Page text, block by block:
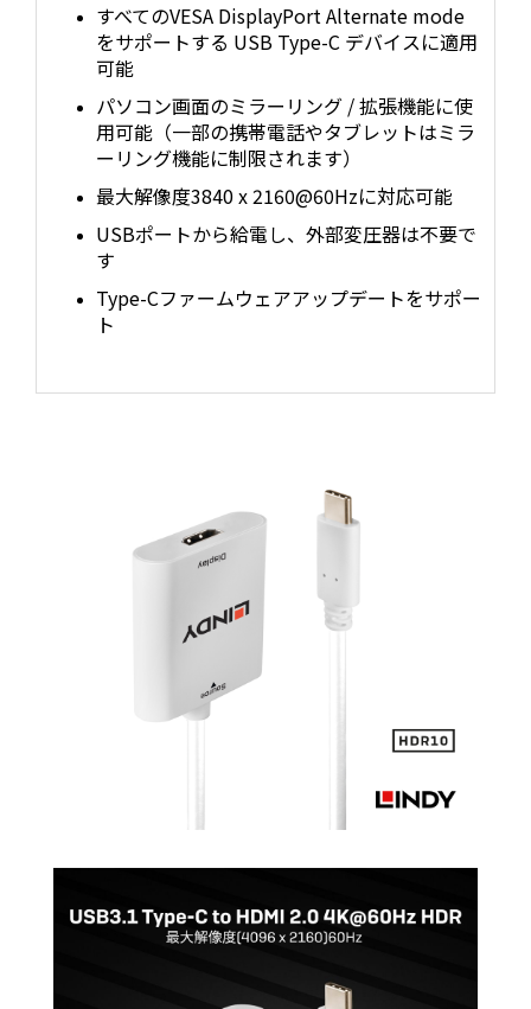
すべてのVESA DisplayPort Alternate mode
をサポートする USB Type-C デバイスに適用
可能
パソコン画面のミラーリング / 拡張機能に使
用可能（一部の携帯電話やタブレットはミラ
ーリング機能に制限されます）
最大解像度3840 x 2160@60Hzに対応可能
USBポートから給電し、外部変圧器は不要で
す
Type-Cファームウェアアップデートをサポー
ト